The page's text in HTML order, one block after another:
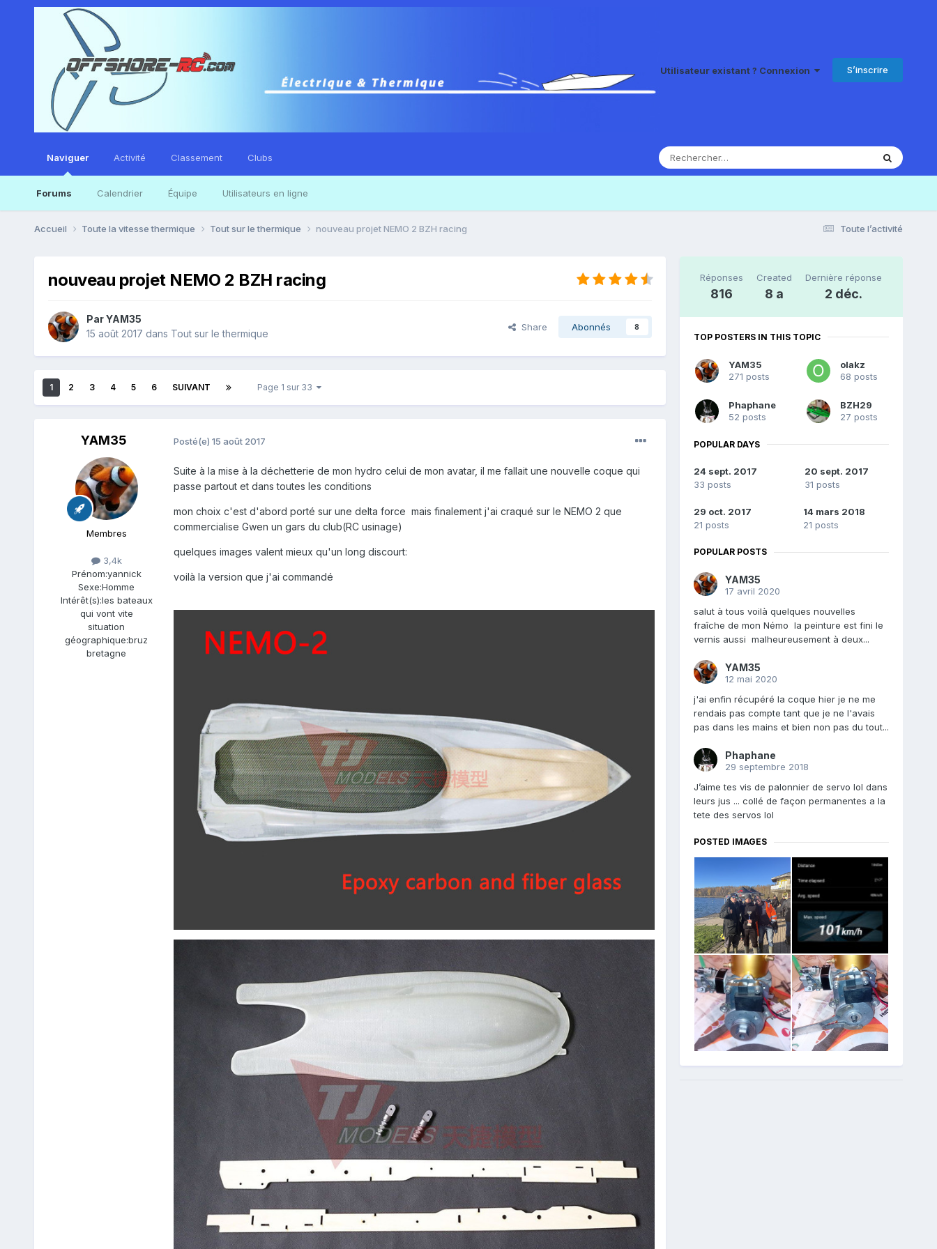
Utilisateur existant ? Connexion S’inscrire
Naviguer
Forums Calendrier Équipe Utilisateurs en ligne
Activité Classement Clubs
Toute l’activité
Accueil Toute la vitesse thermique Tout sur le thermique nouveau projet NEMO 2 BZH racing
nouveau projet NEMO 2 BZH racing
Par YAM35
15 août 2017 dans Tout sur le thermique
Share Abonnés 8
1 2 3 4 5 6 SUIVANT Page 1 sur 33
YAM35
Membres
3,4k
Prénom:yannick
Sexe:Homme
Intérêt(s):les bateaux
qui vont vite
situation
géographique:bruz
bretagne
Posté(e) 15 août 2017
Suite à la mise à la déchetterie de mon hydro celui de mon avatar, il me fallait une nouvelle coque qui
passe partout et dans toutes les conditions
mon choix c'est d'abord porté sur une delta force mais finalement j'ai craqué sur le NEMO 2 que
commercialise Gwen un gars du club(RC usinage)
quelques images valent mieux qu'un long discourt:
voilà la version que j'ai commandé
Réponses
816
Created
8 a
Dernière réponse
2 déc.
TOP POSTERS IN THIS TOPIC
YAM35
271 posts
olakz
68 posts
Phaphane
52 posts
BZH29
27 posts
POPULAR DAYS
24 sept. 2017
33 posts
20 sept. 2017
31 posts
29 oct. 2017
21 posts
14 mars 2018
21 posts
POPULAR POSTS
YAM35
17 avril 2020
salut à tous voilà quelques nouvelles
fraîche de mon Némo la peinture est fini le
vernis aussi malheureusement à deux...
YAM35
12 mai 2020
j'ai enfin récupéré la coque hier je ne me
rendais pas compte tant que je ne l'avais
pas dans les mains et bien non pas du tout...
Phaphane
29 septembre 2018
J’aime tes vis de palonnier de servo lol dans
leurs jus ... collé de façon permanentes a la
tete des servos lol
POSTED IMAGES